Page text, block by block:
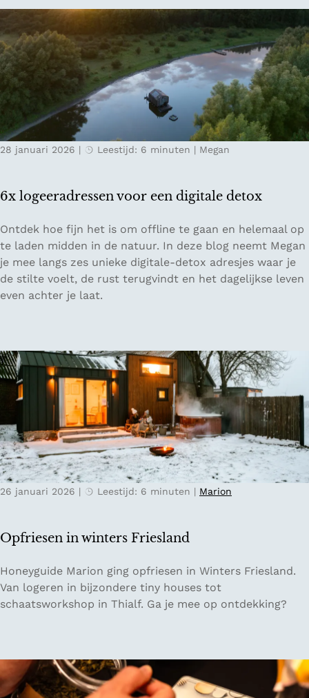
n
e
N
o
o
e
f
o
d
e
n
a
i
n
T
o
u
r
d
r
i
n
t
e
r
w
i
t
r
l
a
n
d
6x logeeradressen voor een digitale detox
28 januari 2026 | Leestijd: 6 minuten | Megan
6
x
l
o
g
a
d
s
s
e
n
v
r
e
n
d
i
t
a
Ontdek hoe fijn het is om offline te gaan en helemaal op
te laden midden in de natuur. In deze blog neemt Megan
je mee langs zes unieke digitale-detox adresjes waar je
de stilte voelt, de rust terugvindt en het dagelijkse leven
even achter je laat.
Opfriesen in winters Friesland
26 januari 2026 | Leestijd: 6 minuten | Marion
O
p
f
s
e
Honeyguide Marion ging opfriesen in Winters Friesland.
Van logeren in bijzondere tiny houses tot
schaatsworkshop in Thialf. Ga je mee op ontdekking?